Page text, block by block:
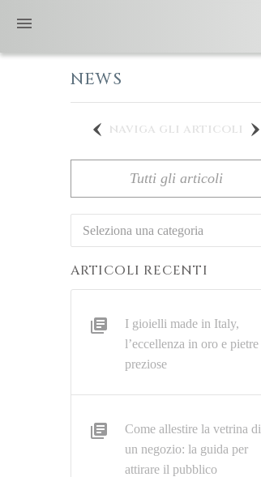
NEWS
naviga gli articoli
Tutti gli articoli
Categorie
ARTICOLI RECENTI
I gioielli made in Italy,
l’eccellenza in oro e pietre
preziose
Come allestire la vetrina di
un negozio: la guida per
attirare il pubblico